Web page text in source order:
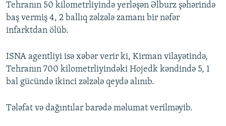
Tehranın 50 kilometrliyində yerləşən Əlburz şəhərində
baş vermiş 4, 2 ballıq zəlzələ zamanı bir nəfər
infarktdan ölüb.
ISNA agentliyi isə xəbər verir ki, Kirman vilayətində,
Tehranın 700 kilometrliyindəki Hojedk kəndində 5, 1
bal gücündə ikinci zəlzələ qeydə alınıb.
Tələfat və dağıntılar barədə məlumat verilməyib.